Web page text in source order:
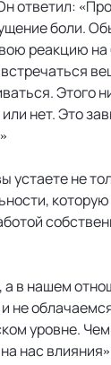
ответил:
боли.
реакцию
Этого
нет. Это
устаете не
в нашем
не
уровне.
нас влияния»